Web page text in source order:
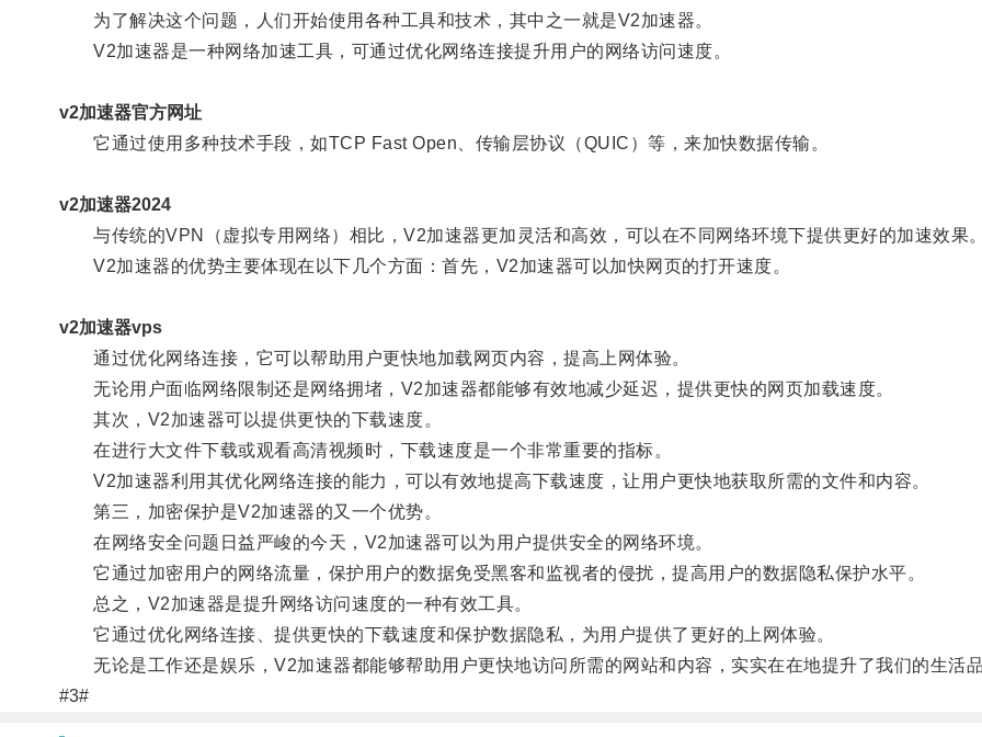
为了解决这个问题，人们开始使用各种工具和技术，其中之一就是V2加速器。
V2加速器是一种网络加速工具，可通过优化网络连接提升用户的网络访问速度。
v2加速器官方网址
它通过使用多种技术手段，如TCP Fast Open、传输层协议（QUIC）等，来加快数据传输。
v2加速器2024
与传统的VPN（虚拟专用网络）相比，V2加速器更加灵活和高效，可以在不同网络环境下提供更好的加速效果。
V2加速器的优势主要体现在以下几个方面：首先，V2加速器可以加快网页的打开速度。
v2加速器vps
通过优化网络连接，它可以帮助用户更快地加载网页内容，提高上网体验。
无论用户面临网络限制还是网络拥堵，V2加速器都能够有效地减少延迟，提供更快的网页加载速度。
其次，V2加速器可以提供更快的下载速度。
在进行大文件下载或观看高清视频时，下载速度是一个非常重要的指标。
V2加速器利用其优化网络连接的能力，可以有效地提高下载速度，让用户更快地获取所需的文件和内容。
第三，加密保护是V2加速器的又一个优势。
在网络安全问题日益严峻的今天，V2加速器可以为用户提供安全的网络环境。
它通过加密用户的网络流量，保护用户的数据免受黑客和监视者的侵扰，提高用户的数据隐私保护水平。
总之，V2加速器是提升网络访问速度的一种有效工具。
它通过优化网络连接、提供更快的下载速度和保护数据隐私，为用户提供了更好的上网体验。
无论是工作还是娱乐，V2加速器都能够帮助用户更快地访问所需的网站和内容，实实在在地提升了我们的生活品
#3#